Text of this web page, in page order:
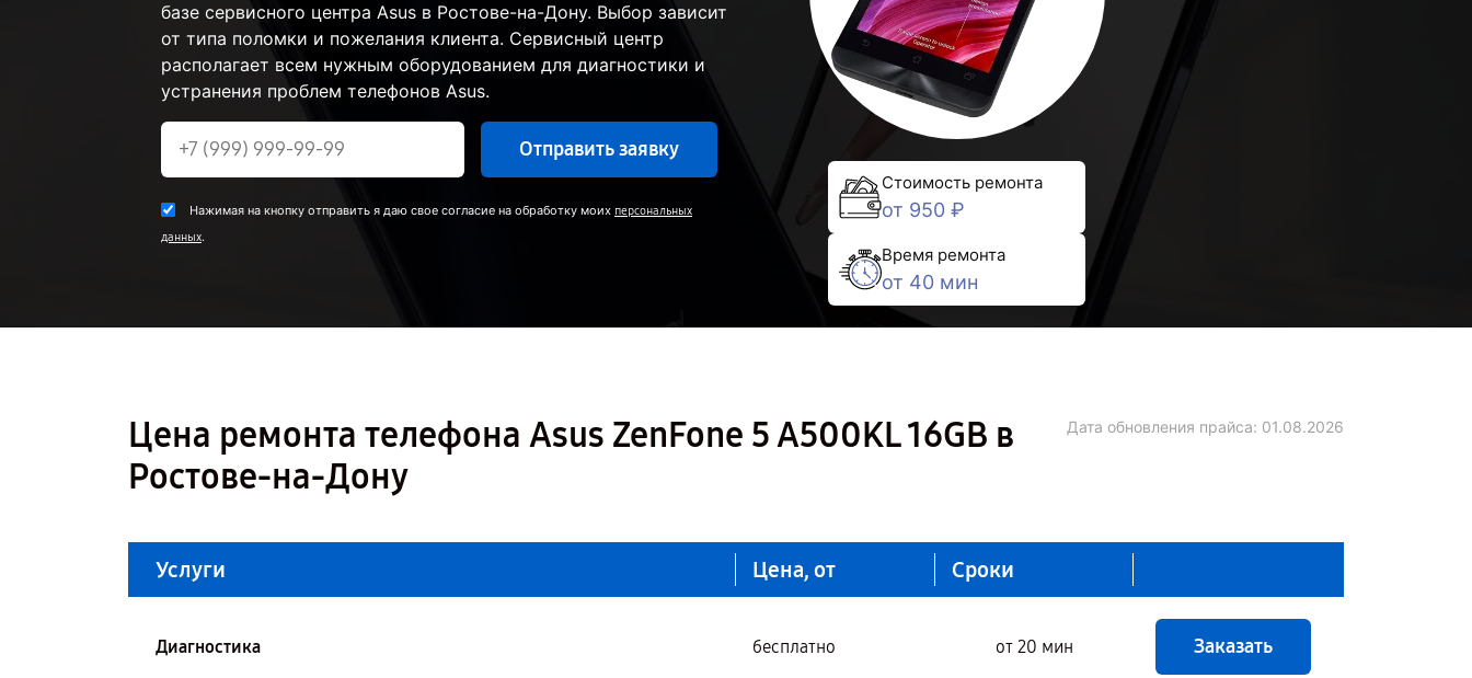
базе сервисного центра Asus в Ростове-на-Дону. Выбор зависит
от типа поломки и пожелания клиента. Сервисный центр
располагает всем нужным оборудованием для диагностики и
устранения проблем телефонов Asus.
Отправить заявку
Нажимая на кнопку отправить я даю свое согласие на обработку моих персональных
данных.
Стоимость ремонта
от 950 ₽
Время ремонта
от 40 мин
Цена ремонта телефона Asus ZenFone 5 A500KL 16GB в
Ростове-на-Дону
Дата обновления прайса: 01.08.2026
Услуги Цена, от Сроки
Диагностика бесплатно от 20 мин Заказать